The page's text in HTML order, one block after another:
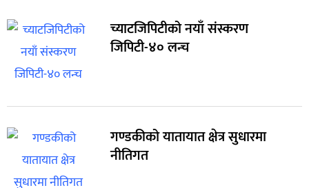
च्याटजिपिटीको नयाँ संस्करण
जिपिटी-४० लन्च
गण्डकीको यातायात क्षेत्र सुधारमा
नीतिगत